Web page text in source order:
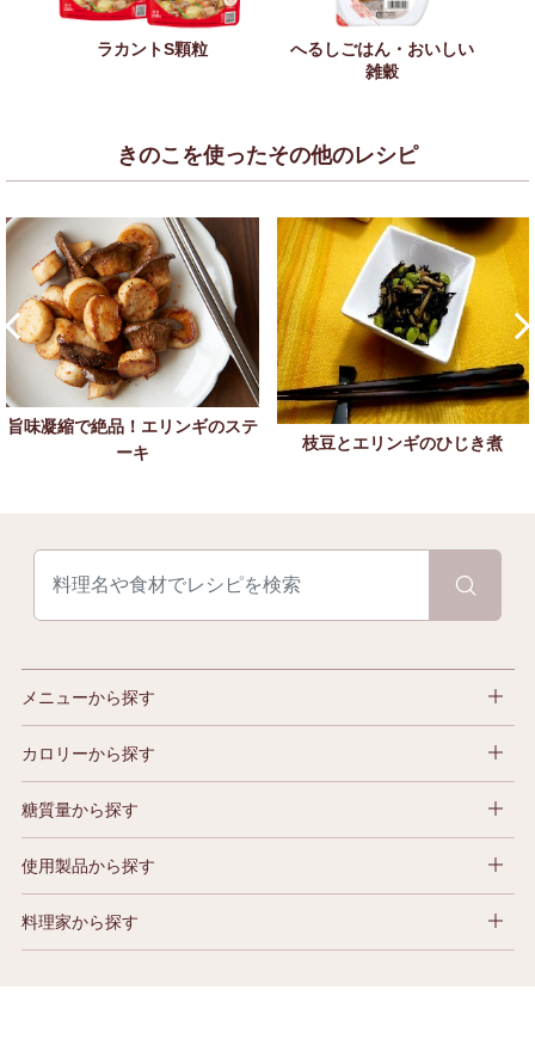
ラカントS顆粒
へるしごはん・おいしい
雑穀
きのこを使ったその他のレシピ
旨味凝縮で絶品！エリンギのステ
ーキ
枝豆とエリンギのひじき煮
メニューから探す
カロリーから探す
糖質量から探す
使用製品から探す
料理家から探す